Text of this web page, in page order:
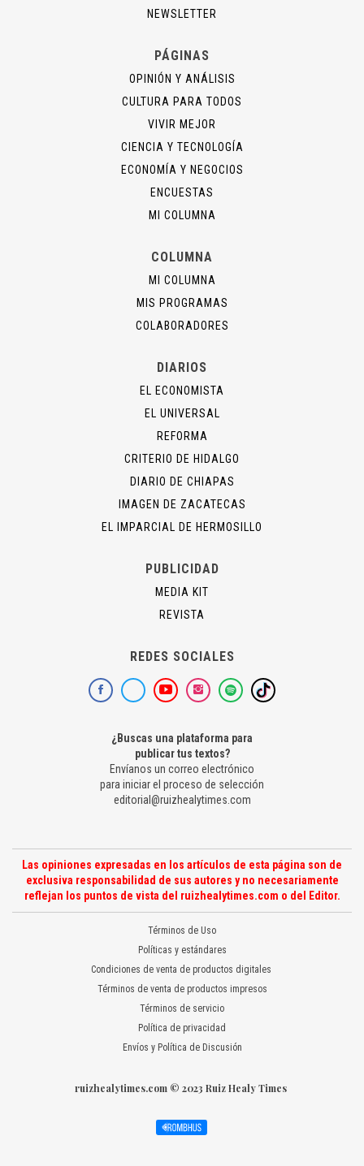
NEWSLETTER
PÁGINAS
OPINIÓN Y ANÁLISIS
CULTURA PARA TODOS
VIVIR MEJOR
CIENCIA Y TECNOLOGÍA
ECONOMÍA Y NEGOCIOS
ENCUESTAS
MI COLUMNA
COLUMNA
MI COLUMNA
MIS PROGRAMAS
COLABORADORES
DIARIOS
EL ECONOMISTA
EL UNIVERSAL
REFORMA
CRITERIO DE HIDALGO
DIARIO DE CHIAPAS
IMAGEN DE ZACATECAS
EL IMPARCIAL DE HERMOSILLO
PUBLICIDAD
MEDIA KIT
REVISTA
REDES SOCIALES
¿Buscas una plataforma para
publicar tus textos?
Envíanos un correo electrónico
para iniciar el proceso de selección
editorial@ruizhealytimes.com
Las opiniones expresadas en los artículos de esta página son de
exclusiva responsabilidad de sus autores y no necesariamente
reflejan los puntos de vista del ruizhealytimes.com o del Editor.
Términos de Uso
Políticas y estándares
Condiciones de venta de productos digitales
Términos de venta de productos impresos
Términos de servicio
Política de privacidad
Envíos y Política de Discusión
ruizhealytimes.com © 2023 Ruiz Healy Times